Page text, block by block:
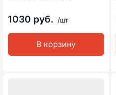
1030 руб. /шт
В корзину